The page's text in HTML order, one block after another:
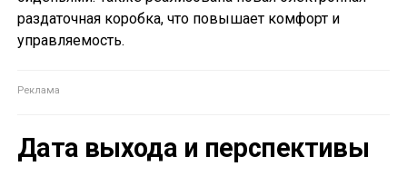
раздаточная коробка, что повышает комфорт и
управляемость.
Дата выхода и перспективы